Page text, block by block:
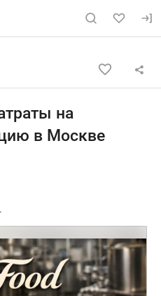
сайту
снизим
объявлением
на
в Москве